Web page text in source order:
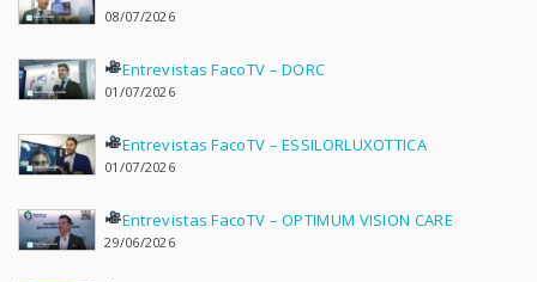
08/07/2026
Entrevistas FacoTV – DORC
01/07/2026
Entrevistas FacoTV – ESSILORLUXOTTICA
01/07/2026
Entrevistas FacoTV – OPTIMUM VISION CARE
29/06/2026